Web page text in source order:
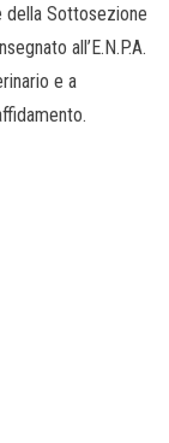
della Sottosezione
all’E.N.P.A.
e a